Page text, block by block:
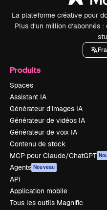
La plateforme créative pour
Plus d’un million d’abonnés
Produits
Spaces
Assistant IA
Générateur d’images IA
Générateur de vidéos IA
Générateur de voix IA
Contenu de stock
MCP pour Claude/ChatGPT
Agents Nouveau
API
Application mobile
Tous les outils Magnific